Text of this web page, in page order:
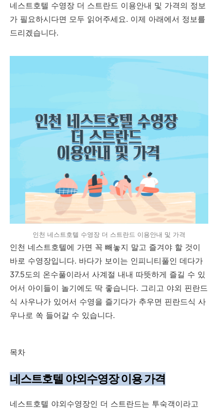
네스트호텔 수영장 더 스트란드 이용안내 및 가격의 정보
가 필요하시다면 모두 읽어주세요. 이제 아래에서 정보를
드리겠습니다.
인천 네스트호텔 수영장 더 스트란드 이용안내 및 가격
인천 네스트호텔에 가면 꼭 빼놓지 말고 즐겨야 할 것이
바로 수영장입니다. 바다가 보이는 인피니티풀인 데다가
37.5도의 온수풀이라서 사계절 내내 따뜻하게 즐길 수 있
어서 아이들이 놀기에도 딱 좋습니다. 그리고 야외 핀란드
식 사우나가 있어서 수영을 즐기다가 추우면 핀란드식 사
우나로 쏙 들어갈 수 있습니다.
목차
네스트호텔 야외수영장 이용 가격
네스트호텔 야외수영장인 더 스트란드는 투숙객이라고